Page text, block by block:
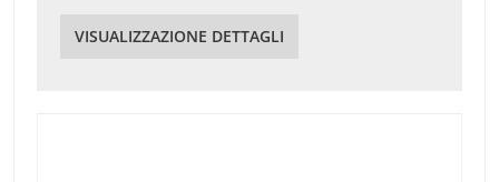
VISUALIZZAZIONE DETTAGLI